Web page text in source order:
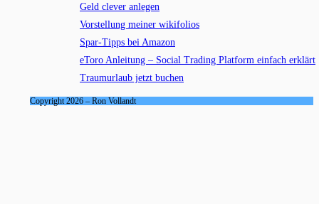
Geld clever anlegen
Vorstellung meiner wikifolios
Spar-Tipps bei Amazon
eToro Anleitung – Social Trading Platform einfach erklärt
Traumurlaub jetzt buchen
Copyright 2026 – Ron Vollandt